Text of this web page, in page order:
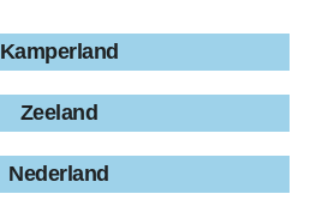
Kamperland
Zeeland
Nederland